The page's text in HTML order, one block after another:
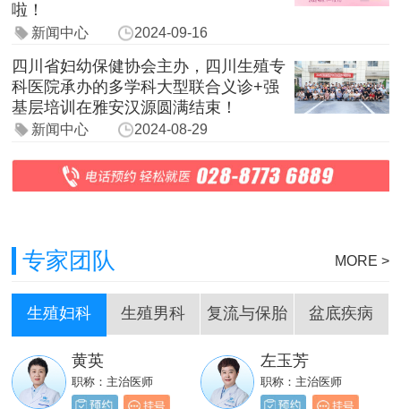
啦！
新闻中心 2024-09-16
四川省妇幼保健协会主办，四川生殖专
科医院承办的多学科大型联合义诊+强
基层培训在雅安汉源圆满结束！
新闻中心 2024-08-29
专家团队 MORE >
生殖妇科 生殖男科 复流与保胎 盆底疾病
黄英
职称：主治医师
左玉芳
职称：主治医师
刘嵩
职称：主治医师
岳成堂
职称：主治医师